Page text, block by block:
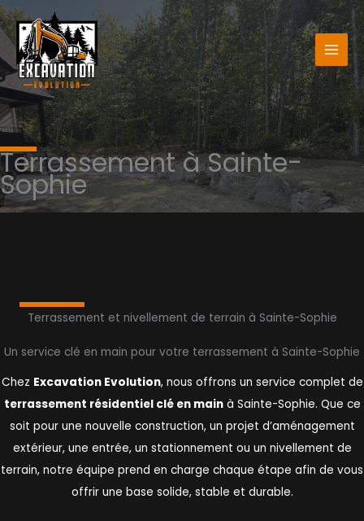
Aller
au
contenu
Terrassement à Sainte-
Sophie
Terrassement et nivellement de terrain à Sainte-Sophie
Un service clé en main pour votre terrassement à Sainte-Sophie
Chez Excavation Evolution, nous offrons un service complet de
terrassement résidentiel clé en mainà Sainte-Sophie. Que ce
soit pour une nouvelle construction, un projet d’aménagement
extérieur, une entrée, un stationnement ou un nivellement de
terrain, notre équipe prend en charge chaque étape afin de vous
offrir une base solide, stable et durable.